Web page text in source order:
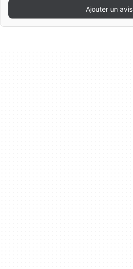
Ajouter un avis